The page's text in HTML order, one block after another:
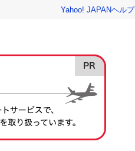
Yahoo! JAPANヘルプ